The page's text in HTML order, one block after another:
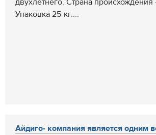
двухлетнего. Страна происхождения
Упаковка 25-кг....
Айдиго- компания является одним